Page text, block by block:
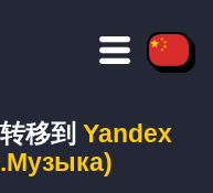
转移到 Yandex